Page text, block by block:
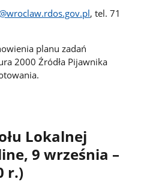
, tel. 71
planu zadań
2000 Źródła Pijawnika
Lokalnej
9 września –
r.)